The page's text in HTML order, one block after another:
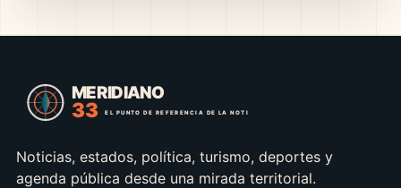
Noticias, estados, política, turismo, deportes y
agenda pública desde una mirada territorial.